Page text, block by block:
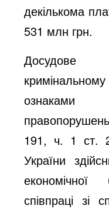
декількома
531 млн грн.
Досудове
191, ч. 1 ст.
України
співпраці зі